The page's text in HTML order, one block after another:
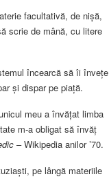
facultativă, de nișă,
scrie de mână, cu litere
încearcă să îi învețe
și dispar pe piață.
meu a învățat limba
m-a obligat să învăț
– Wikipedia anilor ʼ70.
pe lângă materiile